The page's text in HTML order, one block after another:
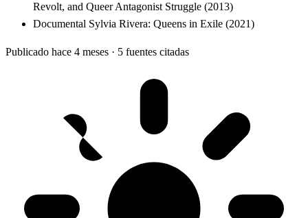
Revolt, and Queer Antagonist Struggle (2013)
Documental Sylvia Rivera: Queens in Exile (2021)
Publicado hace 4 meses · 5 fuentes citadas